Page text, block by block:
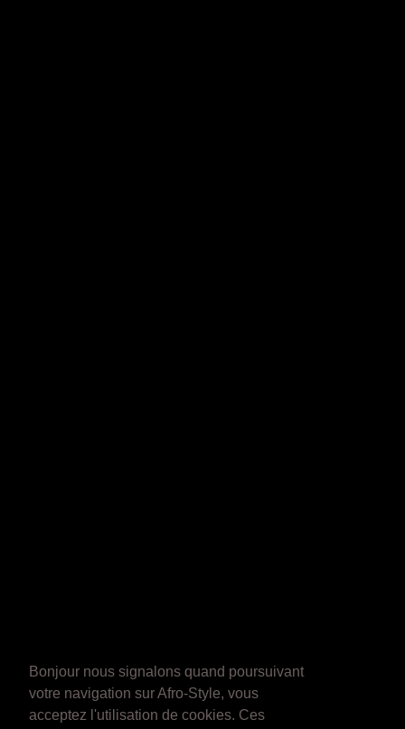
Bonjour nous signalons quand poursuivant
votre navigation sur Afro-Style, vous
acceptez l'utilisation de cookies. Ces